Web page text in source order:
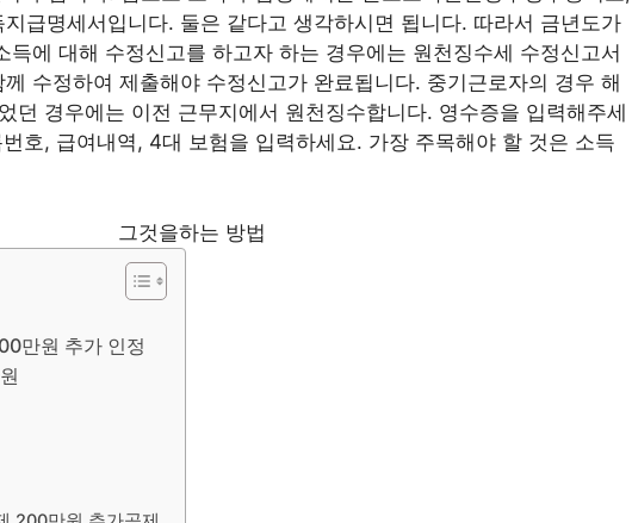
급명세서입니다. 둘은 같다고 생각하시면 됩니다. 따라서 금년도가
득에 대해 수정신고를 하고자 하는 경우에는 원천징수세 수정신고서
수정하여 제출해야 수정신고가 완료됩니다. 중기근로자의 경우 해
던 경우에는 이전 근무지에서 원천징수합니다. 영수증을 입력해주세
호, 급여내역, 4대 보험을 입력하세요. 가장 주목해야 할 것은 소득
그것을하는 방법
만원 추가 인정